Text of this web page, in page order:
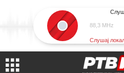
88,3 MHz
Слушај